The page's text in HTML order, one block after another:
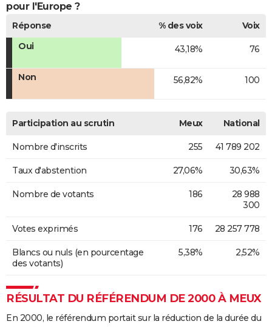
pour l'Europe ?
Réponse % des voix
Voix
Oui
43,18% 76
Non 56,82% 100
Participation au scrutin Meux National
Nombre d'inscrits 255 41 789 202
Taux d'abstention 27,06% 30,63%
Nombre de votants 186
28 988
300
Votes exprimés 176 28 257 778
Blancs ou nuls (en pourcentage
des votants)
5,38% 2,52%
RÉSULTAT DU RÉFÉRENDUM DE 2000 À MEUX
En 2000, le référendum portait sur la réduction de la durée du